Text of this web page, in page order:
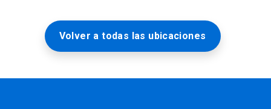
Volver a todas las ubicaciones